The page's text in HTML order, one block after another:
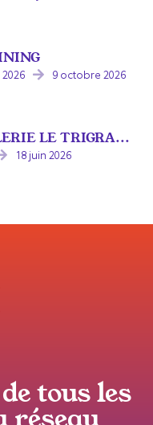
9 octobre 2026
LE TRIGRA...
18 juin 2026
tous les